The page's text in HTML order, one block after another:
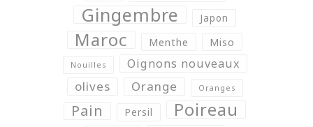
Gingembre Japon
Maroc Menthe Miso
Nouilles Oignons nouveaux
olives Orange Oranges
Pain Persil Poireau